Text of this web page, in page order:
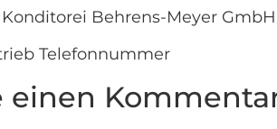
Konditorei Behrens-Meyer
Telefonnummer
einen